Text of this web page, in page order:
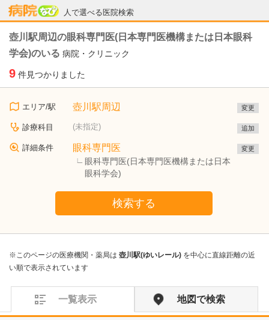
人で選べる医院検索
病院なび
壺川駅周辺の眼科専門医(日本専門医機構または日本眼科
学会)のいる 病院・クリニック
9 件見つかりました
エリア/駅 壺川駅周辺 変更
診療科目 (未指定) 追加
詳細条件 眼科専門医
眼科専門医(日本専門医機構または日本
眼科学会)
変更
検索する
※このページの医療機関・薬局は 壺川駅(ゆいレール) を中心に直線距離の近
い順で表示されています
一覧表示 地図で検索